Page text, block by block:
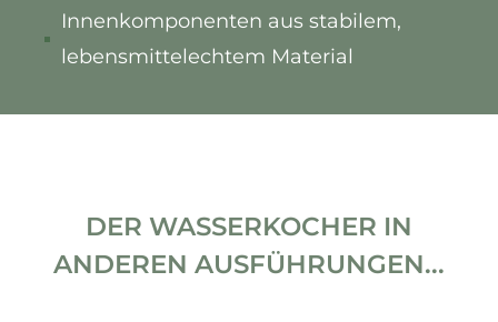
Innenkomponenten aus stabilem,
lebensmittelechtem Material
DER WASSERKOCHER IN
ANDEREN AUSFÜHRUNGEN...